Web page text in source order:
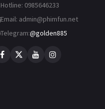
Hotline: 0985646233
Email: admin@phimfun.net
Telegram:@golden885